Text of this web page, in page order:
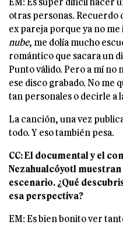
otras personas. Recuerdo
ex pareja porque ya no
nube, me dolía mucho
romántico que sacara un
Punto válido. Pero a mí no
ese disco grabado. No me
tan personales o decirle a
La canción, una vez
todo. Y eso también pesa.
CC: El documental y el
Nezahualcóyotl
escenario. ¿Qué
esa perspectiva?
EM: Es bien bonito ver